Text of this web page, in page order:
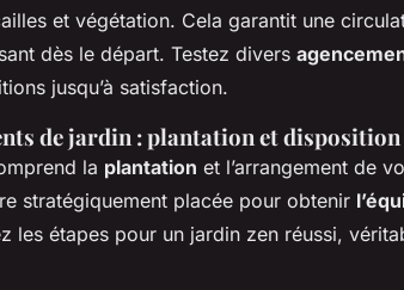
et végétation. Cela garantit une
dès le départ. Testez divers
jusqu’à satisfaction.
de jardin : plantation et disposition
la plantation et l’arrangement de
stratégiquement placée pour obtenir
les étapes pour un jardin zen réussi,